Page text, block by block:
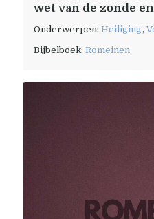
wet van de zonde
Onderwerpen:Heiliging,
Bijbelboek:Romeinen